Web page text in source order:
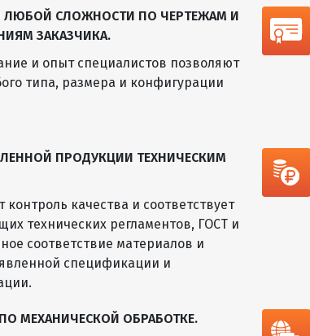
ЛЮБОЙ СЛОЖНОСТИ ПО ЧЕРТЕЖАМ И
ЗАКАЗЧИКА.
и опыт специалистов позволяют
типа, размера и конфигурации
ПРОДУКЦИИ ТЕХНИЧЕСКИМ
качества и соответствует
технических регламентов, ГОСТ и
соответствие материалов и
спецификации и
МЕХАНИЧЕСКОЙ ОБРАБОТКЕ.